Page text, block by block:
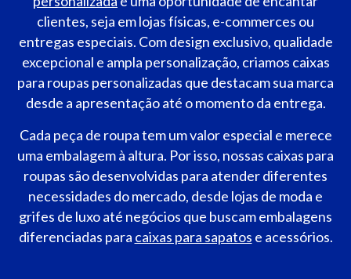
clientes, seja em lojas físicas, e-commerces ou
entregas especiais. Com design exclusivo, qualidade
excepcional e ampla personalização, criamos caixas
para roupas personalizadas que destacam sua marca
desde a apresentação até o momento da entrega.
Cada peça de roupa tem um valor especial e merece
uma embalagem à altura. Por isso, nossas caixas para
roupas são desenvolvidas para atender diferentes
necessidades do mercado, desde lojas de moda e
grifes de luxo até negócios que buscam embalagens
diferenciadas para caixas para sapatos e acessórios.